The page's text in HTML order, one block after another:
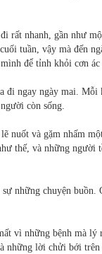
rất nhanh, gần như
tuần, vậy mà đến
để tỉnh khỏi cơn ác
đi ngay ngày mai.
còn sống.
nuốt và gặm nhấm
thế, và những người
những chuyện buồn.
vì những bệnh mà
những lời chửi bới